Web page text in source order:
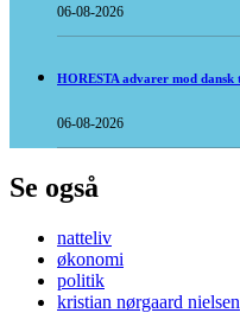
06-08-2026
HORESTA advarer mod dansk
06-08-2026
Se også
natteliv
økonomi
politik
kristian nørgaard nielsen